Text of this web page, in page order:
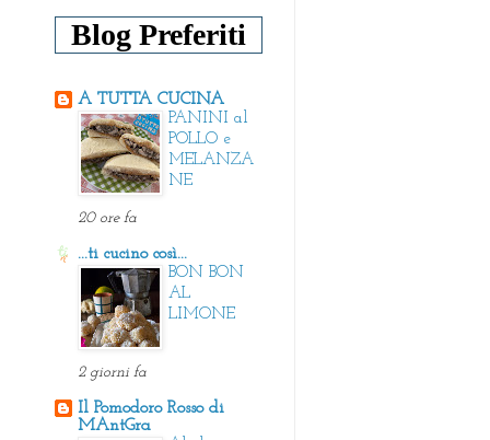
Blog Preferiti
A TUTTA CUCINA
PANINI al
POLLO e
MELANZA
NE
20 ore fa
...ti cucino così...
BON BON
AL
LIMONE
2 giorni fa
Il Pomodoro Rosso di
MAntGra